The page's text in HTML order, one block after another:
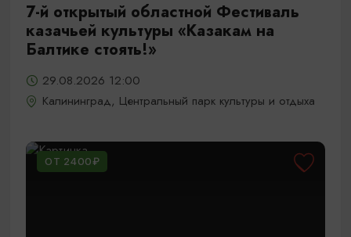
7-й открытый областной Фестиваль
казачьей культуры «Казакам на
Балтике стоять!»
29.08.2026 12:00
Калининград, Центральный парк культуры и отдыха
ОТ 2400₽